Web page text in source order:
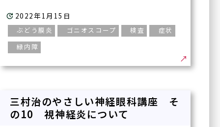
2022年1月15日
ぶどう膜炎 ゴニオスコープ 検査
症状
緑内障
三村治のやさしい神経眼科講座 そ
の10 視神経炎について